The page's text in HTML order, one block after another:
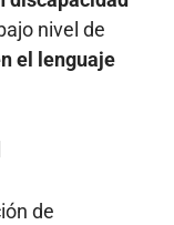
nivel de
el lenguaje
de